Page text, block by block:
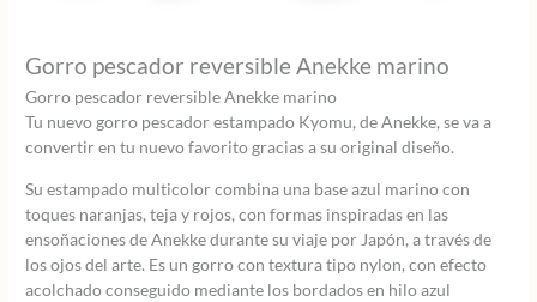
Gorro pescador reversible Anekke marino
Gorro pescador reversible Anekke marino
Tu nuevo gorro pescador estampado Kyomu, de Anekke, se va a
convertir en tu nuevo favorito gracias a su original diseño.
Su estampado multicolor combina una base azul marino con
toques naranjas, teja y rojos, con formas inspiradas en las
ensoñaciones de Anekke durante su viaje por Japón, a través de
los ojos del arte. Es un gorro con textura tipo nylon, con efecto
acolchado conseguido mediante los bordados en hilo azul